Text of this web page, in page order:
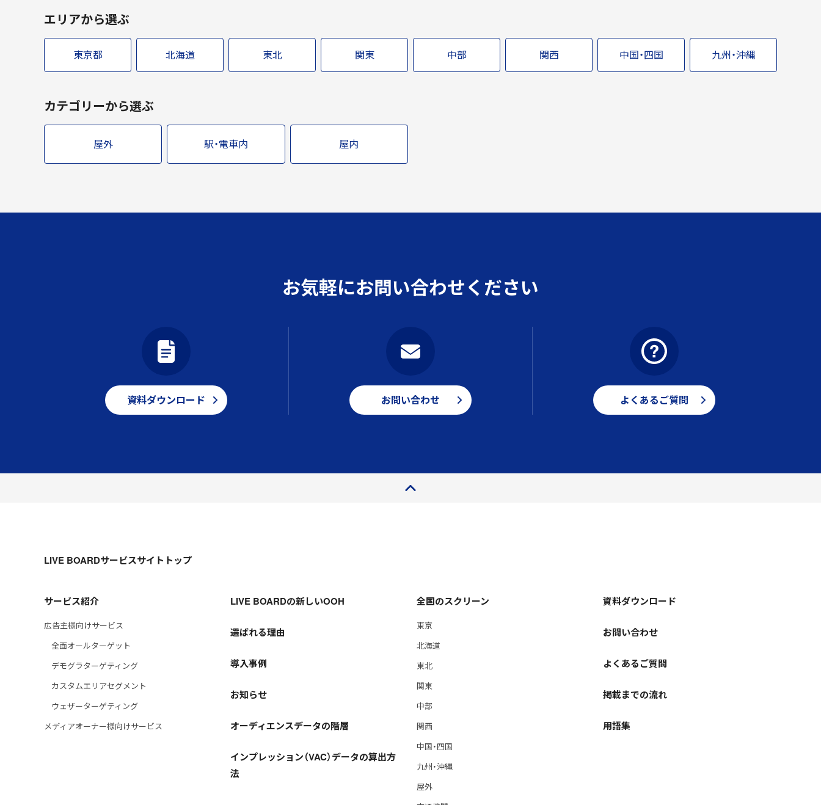
エリアから選ぶ
東京都 北海道 東北 関東 中部 関西 中国・四国 九州・沖縄
カテゴリーから選ぶ
屋外 駅・電車内 屋内
お気軽にお問い合わせください
資料ダウンロード お問い合わせ よくあるご質問
LIVE BOARDサービスサイトトップ
サービス紹介
広告主様向けサービス
全面オールターゲット
デモグラターゲティング
カスタムエリアセグメント
ウェザーターゲティング
メディアオーナー様向けサービス
LIVE BOARDの新しいOOH
選ばれる理由
導入事例
お知らせ
オーディエンスデータの階層
インプレッション（VAC）データの算出方
法
全国のスクリーン
東京
北海道
東北
関東
中部
関西
中国・四国
九州・沖縄
屋外
資料ダウンロード
お問い合わせ
よくあるご質問
掲載までの流れ
用語集